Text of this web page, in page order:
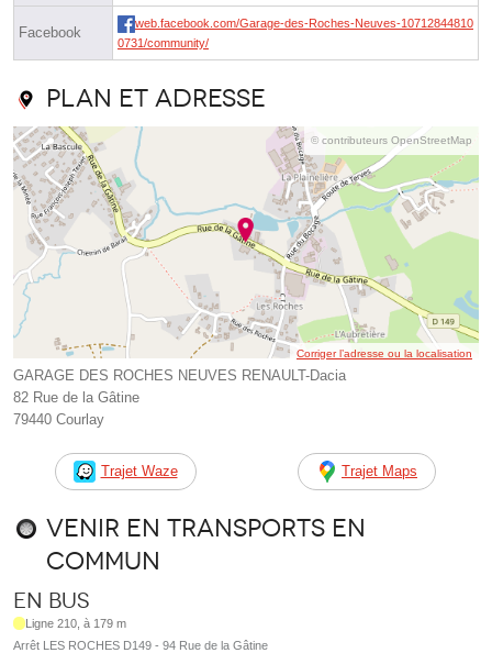
Facebook
web.facebook.com/Garage-des-Roches-Neuves-10712844810
0731/community/
Plan et adresse
© contributeurs OpenStreetMap
Corriger l’adresse ou la localisation
GARAGE DES ROCHES NEUVES RENAULT-Dacia
82 Rue de la Gâtine
79440 Courlay
Trajet Waze Trajet Maps
Venir en transports en
commun
En bus
Ligne 210, à 179 m
Arrêt LES ROCHES D149 - 94 Rue de la Gâtine